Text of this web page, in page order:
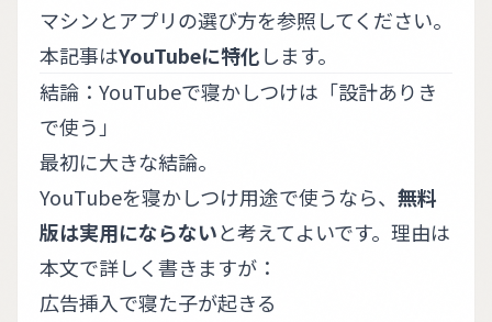
マシンとアプリの選び方を参照してください。
本記事はYouTubeに特化します。
結論：YouTubeで寝かしつけは「設計ありき
で使う」
最初に大きな結論。
YouTubeを寝かしつけ用途で使うなら、 無料
版は実用にならないと考えてよいです。理由は
本文で詳しく書きますが：
広告挿入で寝た子が起きる